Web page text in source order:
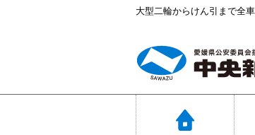
大型二輪からけん引まで全